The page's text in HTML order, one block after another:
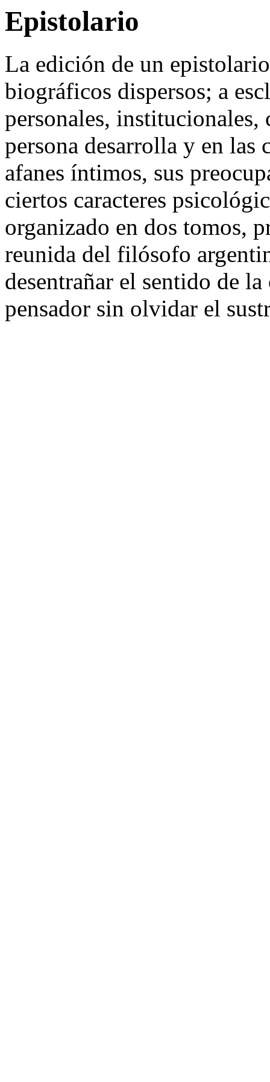
Epistolario
La edición de un
biográficos dispersos; a
personales,
persona desarrolla y en las
afanes íntimos, sus
ciertos caracteres
organizado en dos tomos,
reunida del filósofo
desentrañar el sentido de
pensador sin olvidar el